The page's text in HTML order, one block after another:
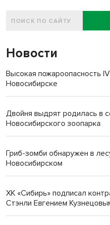
Новости
Высокая пожароопасность
Новосибирске
Двойня выдрят родилась в
Новосибирского зоопарка
Гриб-зомби обнаружен в
Новосибирском
ХК «Сибирь» подписал
Стэнли Евгением